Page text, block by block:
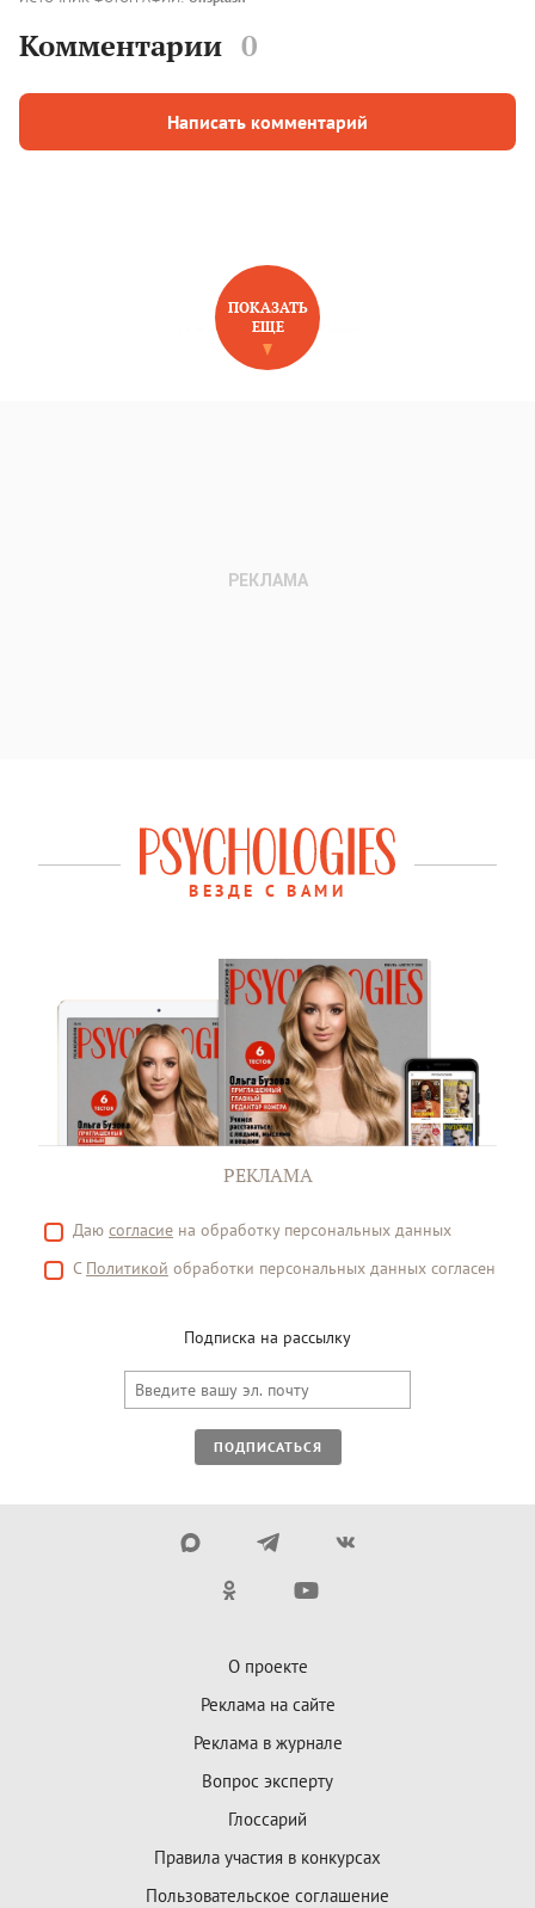
Комментарии 0
Написать комментарий
НОВОЕ НА САЙТЕ
ПОКАЗАТЬ
ЕЩЕ
ВЕЗДЕ С ВАМИ
РЕКЛАМА
Даю согласие на обработку персональных данных
С Политикой обработки персональных данных согласен
Подписка на рассылку
ПОДПИСАТЬСЯ
О проекте
Реклама на сайте
Реклама в журнале
Вопрос эксперту
Глоссарий
Правила участия в конкурсах
Пользовательское соглашение